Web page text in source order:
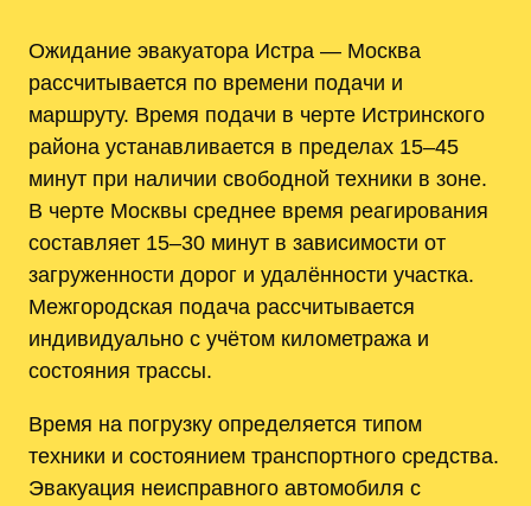
Ожидание эвакуатора Истра — Москва
рассчитывается по времени подачи и
маршруту. Время подачи в черте Истринского
района устанавливается в пределах 15–45
минут при наличии свободной техники в зоне.
В черте Москвы среднее время реагирования
составляет 15–30 минут в зависимости от
загруженности дорог и удалённости участка.
Межгородская подача рассчитывается
индивидуально с учётом километража и
состояния трассы.
Время на погрузку определяется типом
техники и состоянием транспортного средства.
Эвакуация неисправного автомобиля с